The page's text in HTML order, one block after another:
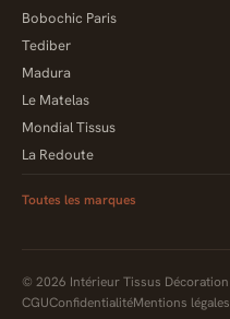
Bobochic Paris
Tediber
Madura
Le Matelas
Mondial Tissus
La Redoute
Toutes les marques
© 2026 Intérieur Tissus Décoration
CGUConfidentialitéMentions légales